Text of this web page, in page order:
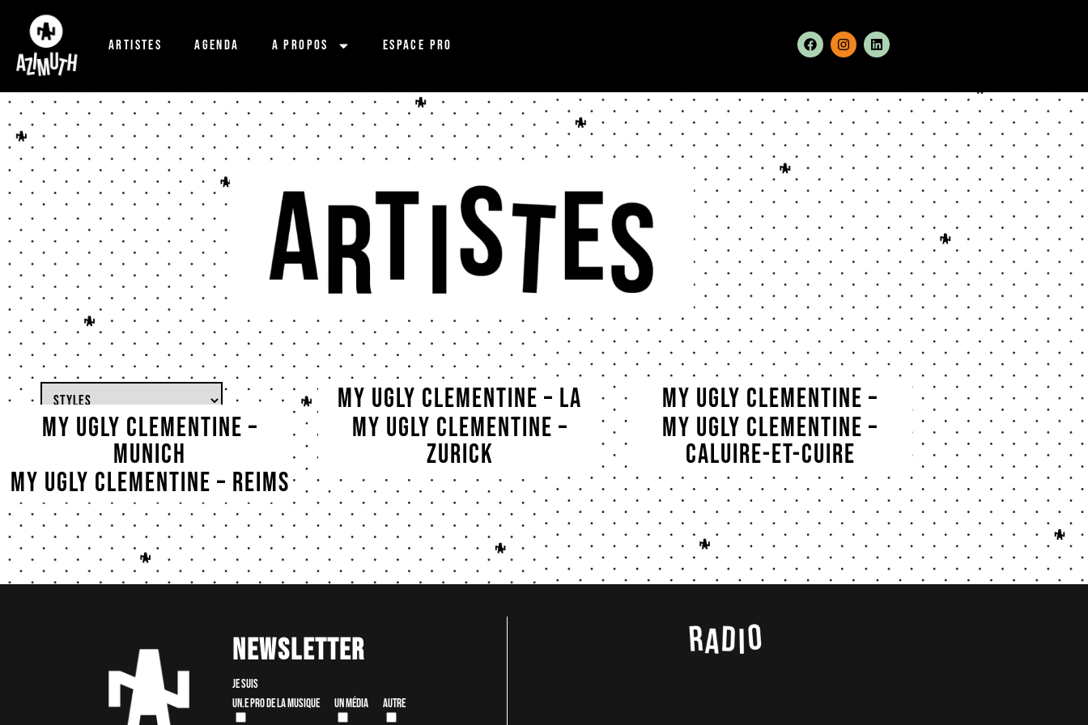
Artistes Agenda A propos Espace pro
My Ugly Clementine POP UP
My Ugly Clementine – La
Boule Noire
My Ugly Clementine –
Berlin
My Ugly Clementine –
Munich
My Ugly Clementine –
Zurick
My Ugly Clementine –
Caluire-et-cuire
My Ugly Clementine – Reims
Newsletter
Je suis
Un.e pro de la musique
Un média Autre